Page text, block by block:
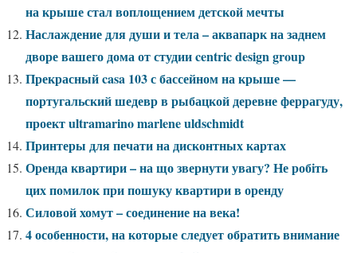
на крыше стал воплощением детской мечты
Наслаждение для души и тела – аквапарк на заднем
дворе вашего дома от студии centric design group
Прекрасный casa 103 с бассейном на крыше —
португальский шедевр в рыбацкой деревне феррагуду,
проект ultramarino marlene uldschmidt
Принтеры для печати на дисконтных картах
Оренда квартири – на що звернути увагу? Не робіть
цих помилок при пошуку квартири в оренду
Силовой хомут – соединение на века!
4 особенности, на которые следует обратить внимание